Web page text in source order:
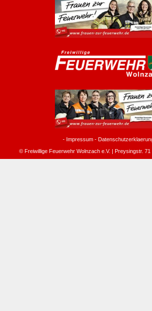
- Impressum-
© Freiwillige Feuerwehr Wolnzach e.V. | Preysingstr.